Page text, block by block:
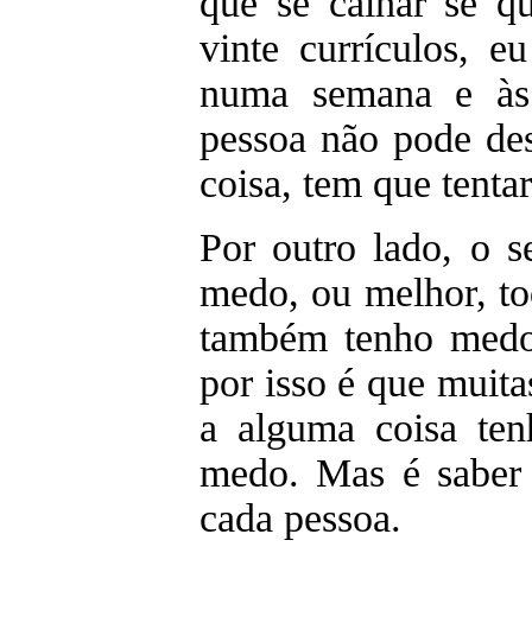
vinte currículos,
numa semana e
pessoa não pode
coisa, tem que
Por outro lado, o
medo, ou melhor,
também tenho
por isso é que
a alguma coisa
medo. Mas é
cada pessoa.